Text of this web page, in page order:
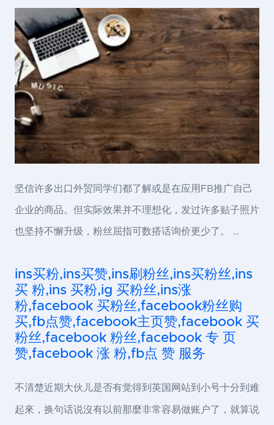
坚信许多出口外贸同学们都了解或是在应用FB推广自己
企业的商品。但实际效果并不理想化，发过许多贴子照片
也坚持不懈升级，粉丝屈指可数搭话询价更少了。 …
ins买粉,ins买赞,ins刷粉丝,ins买粉丝,ins
买 粉,ins 买粉,ig 买粉丝,ins涨
粉,facebook 买粉丝,facebook粉丝购
买,fb点赞,facebook主页赞,facebook 买
粉丝,facebook 粉丝,facebook 专 页
赞,facebook 涨 粉,fb点 赞 服务
不清楚近期大伙儿是否有觉得到英国网站到小号十分到难
起來，换句话说沒有以前那麼非常容易做账户了，就算说